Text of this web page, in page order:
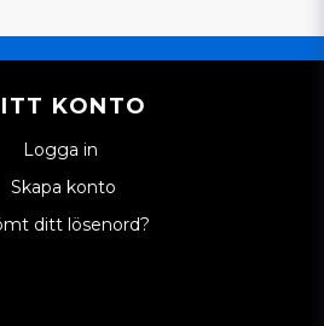
KONTO
Logga in
Skapa konto
ditt lösenord?